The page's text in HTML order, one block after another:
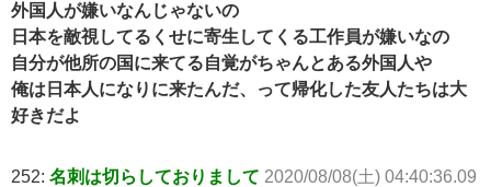
外国人が嫌いなんじゃないの
日本を敵視してるくせに寄生してくる工作員が嫌いなの
自分が他所の国に来てる自覚がちゃんとある外国人や
俺は日本人になりに来たんだ、って帰化した友人たちは大
好きだよ
252: 名刺は切らしておりまして 2020/08/08(土) 04:40:36.09